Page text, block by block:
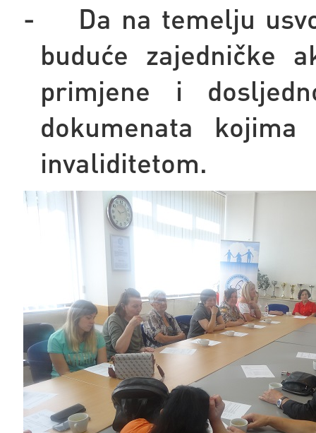
-
Da na temelju
buduće zajedničke
primjene i
dokumenata
invaliditetom.